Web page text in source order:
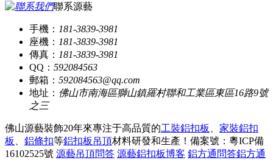
聯系源藝
手機： 181-3839-3981
座機： 181-3839-3981
傳真： 181-3839-3981
QQ： 592084563
郵箱： 592084563@qq.com
地址： 佛山市南海區獅山鎮羅村聯和工業區東區16路9號
之三
佛山源藝裝飾20年來專注于高品質的工裝鋁扣板
家裝鋁扣
板
鋁條扣等鋁扣板吊頂材料研發和生產！ 備案號：粵ICP備
16102525號 源藝吊頂問答 源藝鋁扣板博客 鋁方通問答鋁方通